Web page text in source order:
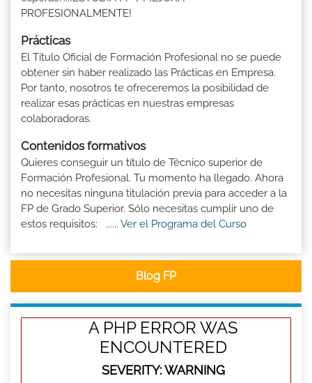
PROFESIONALMENTE!
Prácticas
El Título Oficial de Formación Profesional no se puede
obtener sin haber realizado las Prácticas en Empresa.
Por tanto, nosotros te ofreceremos la posibilidad de
realizar esas prácticas en nuestras empresas
colaboradoras.
Contenidos formativos
Quieres conseguir un título de Técnico superior de
Formación Profesional. Tu momento ha llegado. Ahora
no necesitas ninguna titulación previa para acceder a la
FP de Grado Superior. Sólo necesitas cumplir uno de
estos requisitos: ...... Ver el Programa del Curso
Blog FP
A PHP ERROR WAS
ENCOUNTERED
SEVERITY: WARNING